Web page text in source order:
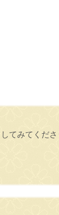
てみてくだ